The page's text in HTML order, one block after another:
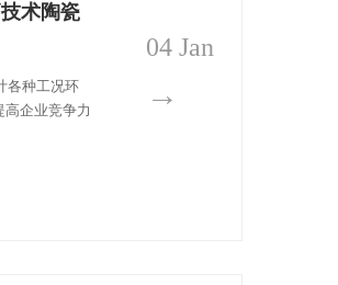
术陶瓷
各种工况环
企业竞争力
04 Jan
→